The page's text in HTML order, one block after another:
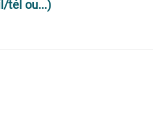
tél ou...)